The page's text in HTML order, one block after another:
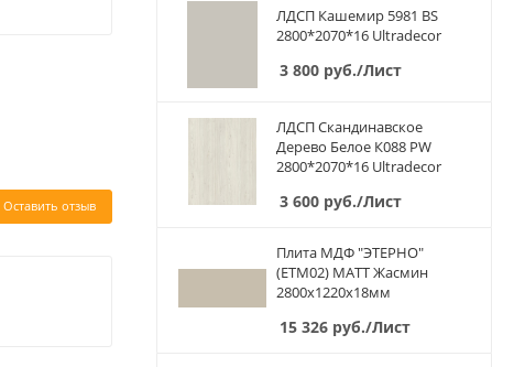
Оставить отзыв
ЛДСП Кашемир 5981 BS
2800*2070*16 Ultradecor
3 800 руб./Лист
ЛДСП Скандинавское
Дерево Белое К088 PW
2800*2070*16 Ultradecor
3 600 руб./Лист
Плита МДФ "ЭТЕРНО"
(ETM02) МАТТ Жасмин
2800х1220х18мм
15 326 руб./Лист